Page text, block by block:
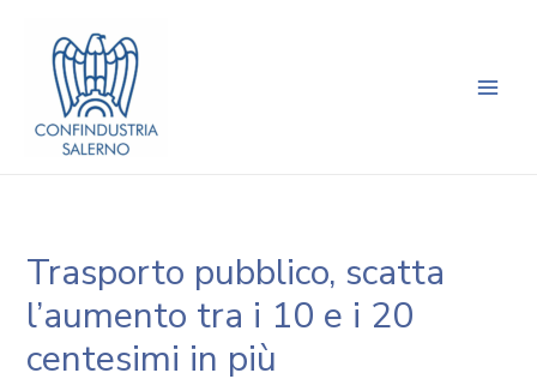
contenuto
Trasporto pubblico, scatta
l’aumento tra i 10 e i 20
centesimi in più
articoli